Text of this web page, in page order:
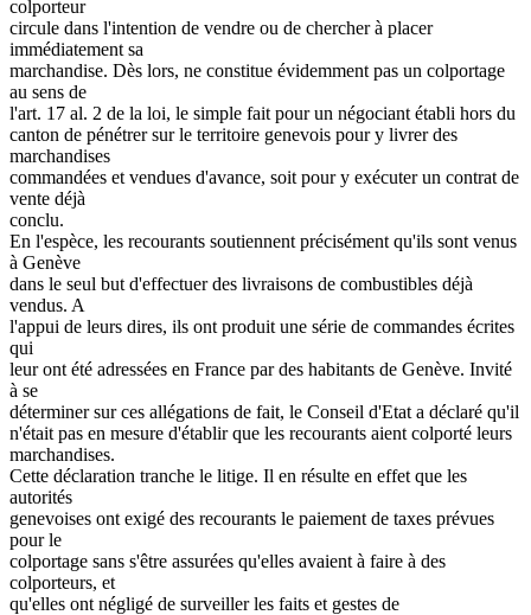
colporteur
circule dans l'intention de vendre ou de chercher à placer
immédiatement sa
marchandise. Dès lors, ne constitue évidemment pas un colportage
au sens de
l'art. 17 al. 2 de la loi, le simple fait pour un négociant établi hors du
canton de pénétrer sur le territoire genevois pour y livrer des
marchandises
commandées et vendues d'avance, soit pour y exécuter un contrat de
vente déjà
conclu.
En l'espèce, les recourants soutiennent précisément qu'ils sont venus
à Genève
dans le seul but d'effectuer des livraisons de combustibles déjà
vendus. A
l'appui de leurs dires, ils ont produit une série de commandes écrites
qui
leur ont été adressées en France par des habitants de Genève. Invité
à se
déterminer sur ces allégations de fait, le Conseil d'Etat a déclaré qu'il
n'était pas en mesure d'établir que les recourants aient colporté leurs
marchandises.
Cette déclaration tranche le litige. Il en résulte en effet que les
autorités
genevoises ont exigé des recourants le paiement de taxes prévues
pour le
colportage sans s'être assurées qu'elles avaient à faire à des
colporteurs, et
qu'elles ont négligé de surveiller les faits et gestes de